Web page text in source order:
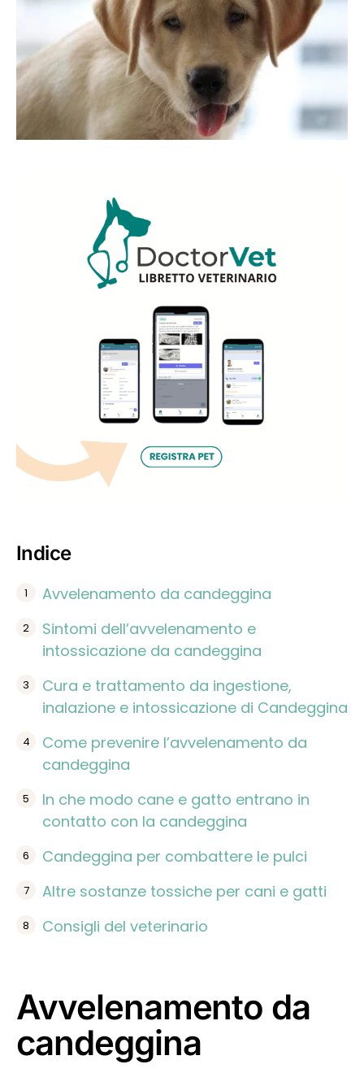
Indice
Avvelenamento da candeggina
Sintomi dell’avvelenamento e
intossicazione da candeggina
Cura e trattamento da ingestione,
inalazione e intossicazione di Candeggina
Come prevenire l’avvelenamento da
candeggina
In che modo cane e gatto entrano in
contatto con la candeggina
Candeggina per combattere le pulci
Altre sostanze tossiche per cani e gatti
Consigli del veterinario
Avvelenamento da
candeggina